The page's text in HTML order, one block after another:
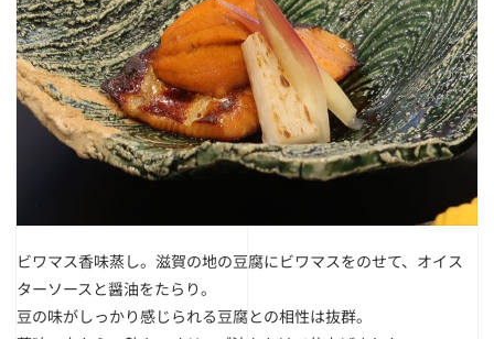
ビワマス香味蒸し。滋賀の地の豆腐にビワマスをのせて、オイス
ターソースと醤油をたらり。
豆の味がしっかり感じられる豆腐との相性は抜群。